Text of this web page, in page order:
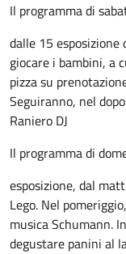
Il programma di
dalle 15
giocare i bambini, a
pizza su
Seguiranno, nel
Raniero DJ
Il programma di
esposizione, dal
Lego. Nel
musica Schumann.
degustare panini al